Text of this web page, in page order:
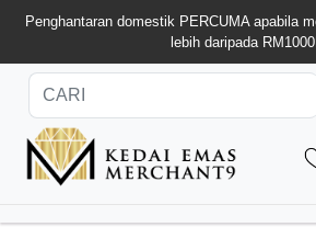
Penghantaran domestik PERCUMA apabila
lebih daripada